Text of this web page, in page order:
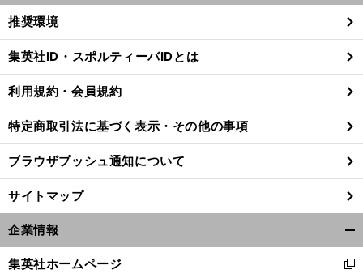
閉
る
推奨環境
集英社ID・スポルティーバIDとは
利用規約・会員規約
特定商取引法に基づく表示・その他の事項
ブラウザプッシュ通知について
サイトマップ
企業情報
集英社ホームページ
新